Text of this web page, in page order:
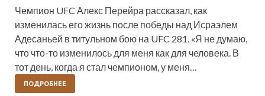
Чемпион UFC Алекс Перейра рассказал, как
изменилась его жизнь после победы над Исраэлем
Адесаньей в титульном бою на UFC 281. «Я не думаю,
что что-то изменилось для меня как для человека. В
тот день, когда я стал чемпионом, у меня…
ПОДРОБНЕЕ